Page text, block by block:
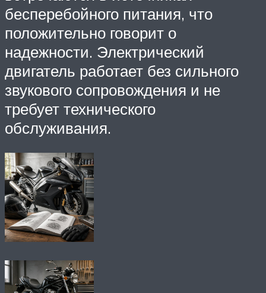
бесперебойного питания, что
положительно говорит о
надежности. Электрический
двигатель работает без сильного
звукового сопровождения и не
требует технического
обслуживания.